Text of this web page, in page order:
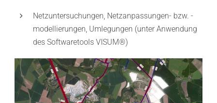
Netzuntersuchungen, Netzanpassungen- bzw. -
modellierungen, Umlegungen (unter Anwendung
des Softwaretools VISUM®)